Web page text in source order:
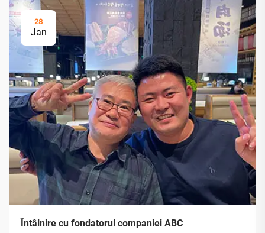
28
Jan
Întâlnire cu fondatorul companiei ABC